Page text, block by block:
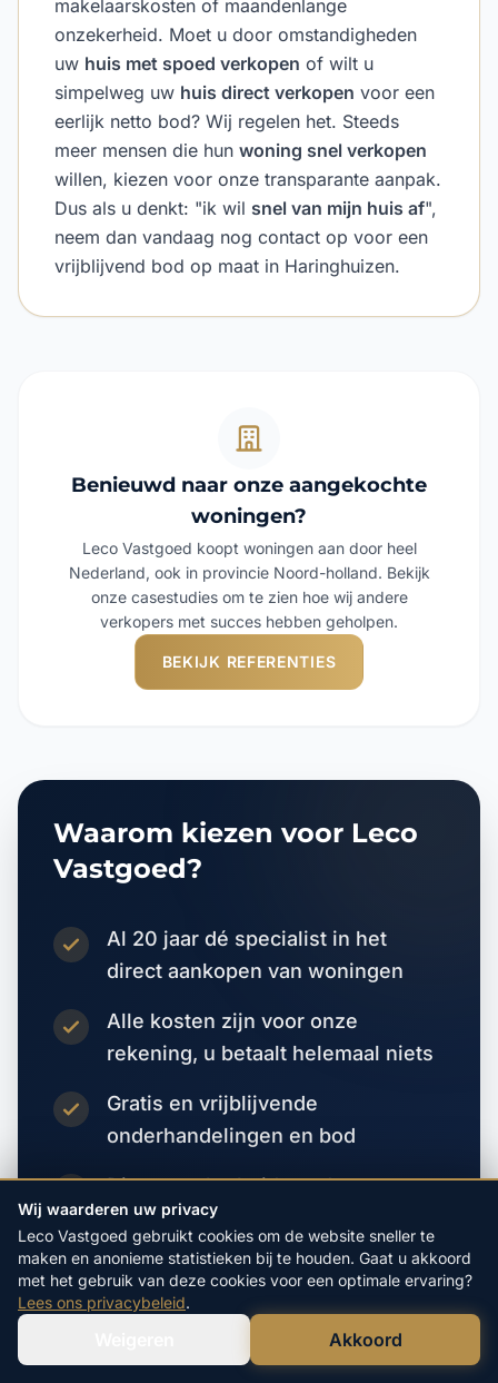
makelaarskosten of maandenlange
onzekerheid. Moet u door omstandigheden
uw huis met spoed verkopen of wilt u
simpelweg uw huis direct verkopen voor een
eerlijk netto bod? Wij regelen het. Steeds
meer mensen die hun woning snel verkopen
willen, kiezen voor onze transparante aanpak.
Dus als u denkt: "ik wil snel van mijn huis af",
neem dan vandaag nog contact op voor een
vrijblijvend bod op maat in Haringhuizen.
Benieuwd naar onze aangekochte
woningen?
Leco Vastgoed koopt woningen aan door heel
Nederland, ook in provincie Noord-holland. Bekijk
onze casestudies om te zien hoe wij andere
verkopers met succes hebben geholpen.
BEKIJK REFERENTIES
Waarom kiezen voor Leco
Vastgoed?
Al 20 jaar dé specialist in het
direct aankopen van woningen
Alle kosten zijn voor onze
rekening, u betaalt helemaal niets
Gratis en vrijblijvende
onderhandelingen en bod
Directe zekerheid zonder
verkoop- of
financieringsvoorbehoud
Vraag direct een bod aan
Bel Ons Direct
Wij waarderen uw privacy
Leco Vastgoed gebruikt cookies om de website sneller te
maken en anonieme statistieken bij te houden. Gaat u akkoord
met het gebruik van deze cookies voor een optimale ervaring?
Lees ons privacybeleid.
Akkoord